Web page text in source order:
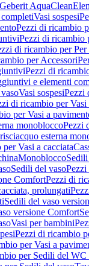
AquaClean
Vasi sospesi
Pezzi di ricambio
Pezzi di ricambio
di ricambio per Per
per Accessori
Pezzi di
e elementi
Vasi sospesiPezzi
di ricambio per Vasi
per Vasi a
monobloccoPezzi
esterna
Vasi a cacciata
Monoblocco
Sedili del vaso
ComfortPezzi di
prolungati
Sedili del vaso
versione Comfort
Vasi per bambini
Pezzi di ricambio
per Vasi a
per Sedili del WC